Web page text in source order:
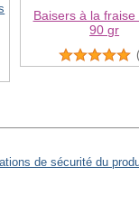
Baisers à la fraise
90 gr
de sécurité du